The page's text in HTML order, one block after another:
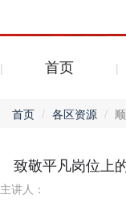
首页
首页 各区资源
致敬平凡岗位上
主讲人：